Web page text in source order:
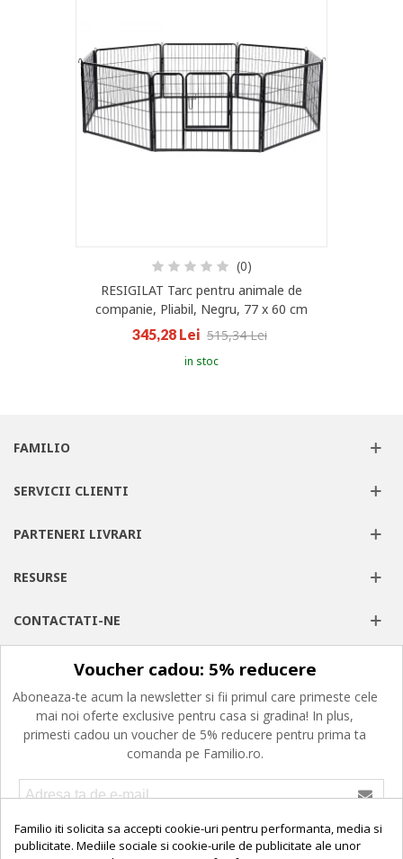
(0)
RESIGILAT Tarc pentru animale de
companie, Pliabil, Negru, 77 x 60 cm
345,28 Lei 515,34 Lei
in stoc
FAMILIO
SERVICII CLIENTI
PARTENERI LIVRARI
RESURSE
CONTACTATI-NE
Voucher cadou: 5% reducere
Aboneaza-te acum la newsletter si fii primul care primeste cele
mai noi oferte exclusive pentru casa si gradina! In plus,
primesti cadou un voucher de 5% reducere pentru prima ta
comanda pe Familio.ro.
Confirm ca am peste 16 ani, am citit, am inteles si imi exprim
consimtamantul privind prelucrarea datelor cu caracter personal,
Familio iti solicita sa accepti cookie-uri pentru performanta, media si
publicitate. Mediile sociale si cookie-urile de publicitate ale unor